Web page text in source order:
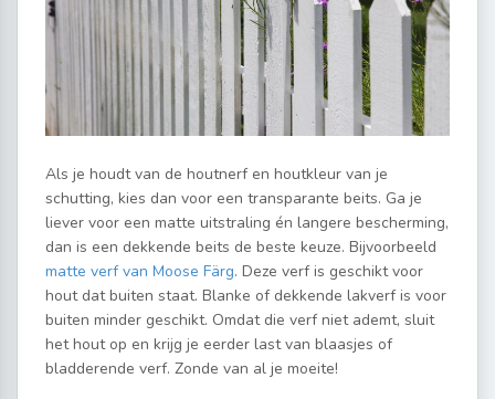
Als je houdt van de houtnerf en houtkleur van je
schutting, kies dan voor een transparante beits. Ga je
liever voor een matte uitstraling én langere bescherming,
dan is een dekkende beits de beste keuze. Bijvoorbeeld
matte verf van Moose Färg. Deze verf is geschikt voor
hout dat buiten staat. Blanke of dekkende lakverf is voor
buiten minder geschikt. Omdat die verf niet ademt, sluit
het hout op en krijg je eerder last van blaasjes of
bladderende verf. Zonde van al je moeite!